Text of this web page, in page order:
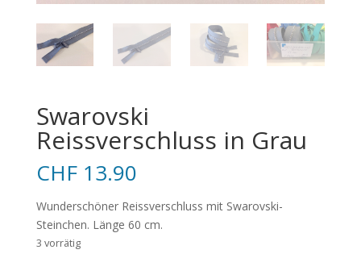
Swarovski
Reissverschluss in Grau
CHF13.90
Wunderschöner Reissverschluss mit Swarovski-
Steinchen. Länge 60 cm.
3 vorrätig